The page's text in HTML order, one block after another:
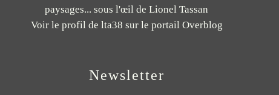
Newsletter
paysages... sous l'œil de Lionel Tassan
Voir le profil de lta38 sur le portail Overblog